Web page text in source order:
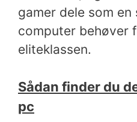
gamer dele som
computer behøver
eliteklassen.
Sådan finder du
pc